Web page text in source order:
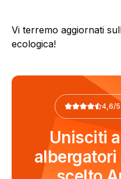
Vi terremo aggiornati
ecologica!
4,6/5
Unisciti
albergatori